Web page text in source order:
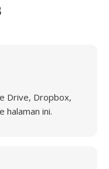
Drive, Dropbox,
halaman ini.